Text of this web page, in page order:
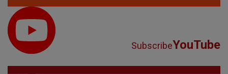
SubscribeYouTube